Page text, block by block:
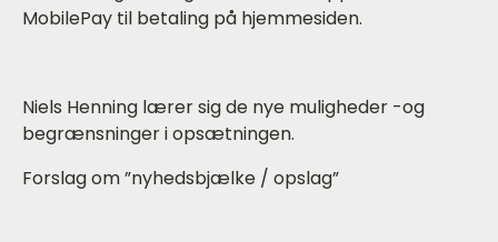
MobilePay til betaling på hjemmesiden.
Niels Henning lærer sig de nye muligheder -og
begrænsninger i opsætningen.
Forslag om ”nyhedsbjælke / opslag”